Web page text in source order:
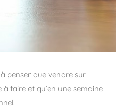
penser que vendre sur
faire et qu’en une semaine